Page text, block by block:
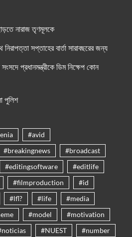
নারাজ তৃণমূলকে
নিরাপত্তা সপ্তাহের বার্তা সারাবছরের জন্য
প্রধানমন্ত্রীকে ডিম নিক্ষেপ কোন
পুলিশ
#avid
#breakingnews
#broadcast
#editingsoftware
#editlife
#filmproduction
#id
#lfl? #life
#media
#model
#motivation
#NUEST
#number